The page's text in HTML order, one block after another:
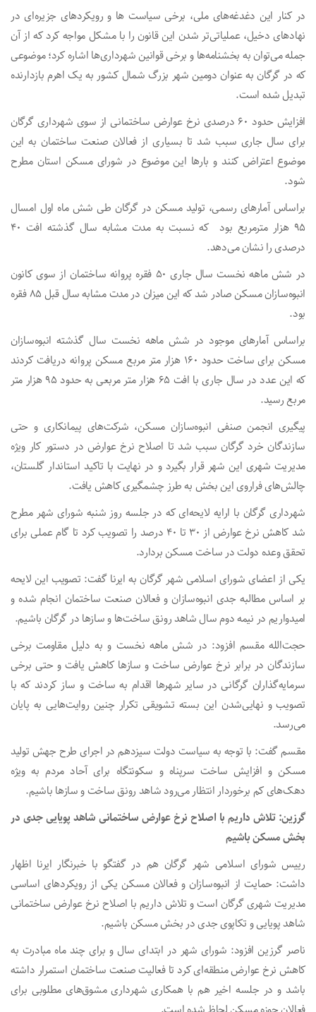
در کنار این دغدغه‌های ملی، برخی سیاست ها و رویکردهای جزیره‌ای در
نهادهای دخیل، عملیاتی‌تر شدن این قانون را با مشکل مواجه کرد که از آن
جمله می‌توان به بخشنامه‌ها و برخی قوانین شهرداری‌ها اشاره کرد؛ موضوعی
که در گرگان به عنوان دومین شهر بزرگ شمال کشور به یک اهرم بازدارنده
تبدیل شده است.
افزایش حدود ۶۰ درصدی نرخ عوارض ساختمانی از سوی شهرداری گرگان
برای سال جاری سبب شد تا بسیاری از فعالان صنعت ساختمان به این
موضوع اعتراض کنند و بارها این موضوع در شورای مسکن استان مطرح
شود.
براساس آمارهای رسمی، تولید مسکن در گرگان طی شش ماه اول امسال
۹۵ هزار مترمربع بود که نسبت به مدت مشابه سال گذشته افت ۴۰
درصدی را نشان می‌دهد.
در شش ماهه نخست سال جاری ۵۰ فقره پروانه ساختمان از سوی کانون
انبوه‌سازان مسکن صادر شد که این میزان در مدت مشابه سال قبل ۸۵ فقره
بود.
براساس آمارهای موجود در شش ماهه نخست سال گذشته انبوه‌سازان
مسکن برای ساخت حدود ۱۶۰ هزار متر مربع مسکن پروانه دریافت کردند
که این عدد در سال جاری با افت ۶۵ هزار متر مربعی به حدود ۹۵ هزار متر
مربع رسید.
پیگیری انجمن صنفی انبوه‌سازان مسکن، شرکت‌های پیمانکاری و حتی
سازندگان خرد گرگان سبب شد تا اصلاح نرخ عوارض در دستور کار ویژه
مدیریت شهری این شهر قرار بگیرد و در نهایت با تاکید استاندار گلستان،
چالش‌های فراروی این بخش به طرز چشمگیری کاهش یافت.
شهرداری گرگان با ارایه لایحه‌ای که در جلسه روز شنبه شورای شهر مطرح
شد کاهش نرخ عوارض از ۳۰ تا ۴۰ درصد را تصویب کرد تا گام عملی برای
تحقق وعده دولت در ساخت مسکن بردارد.
یکی از اعضای شورای اسلامی شهر گرگان به ایرنا گفت: تصویب این لایحه
بر اساس مطالبه جدی انبوه‌سازان و فعالان صنعت ساختمان انجام شده و
امیدواریم در نیمه دوم سال شاهد رونق ساخت‌ها و سازها در گرگان باشیم.
حجت‌الله مقسم افزود: در شش ماهه نخست و به دلیل مقاومت برخی
سازندگان در برابر نرخ عوارض ساخت و سازها کاهش یافت و حتی برخی
سرمایه‌گذاران گرگانی در سایر شهرها اقدام به ساخت و ساز کردند که با
تصویب و نهایی‌شدن این بسته تشویقی تکرار چنین روایت‌هایی به پایان
می‌رسد.
مقسم گفت: با توجه به سیاست دولت سیزدهم در اجرای طرح جهش تولید
مسکن و افزایش ساخت سرپناه و سکونتگاه برای آحاد مردم به ویژه
دهک‌های کم برخوردار انتظار می‌رود شاهد رونق ساخت و سازها باشیم.
گرزین: تلاش داریم با اصلاح نرخ عوارض ساختمانی شاهد پویایی جدی در
بخش مسکن باشیم
رییس شورای اسلامی شهر گرگان هم در گفتگو با خبرنگار ایرنا اظهار
داشت: حمایت از انبوه‌سازان و فعالان مسکن یکی از رویکردهای اساسی
مدیریت شهری گرگان است و تلاش داریم با اصلاح نرخ عوارض ساختمانی
شاهد پویایی و تکاپوی جدی در بخش مسکن باشیم.
ناصر گرزین افزود: شورای شهر در ابتدای سال و برای چند ماه مبادرت به
کاهش نرخ عوارض منطقه‌ای کرد تا فعالیت صنعت ساختمان استمرار داشته
باشد و در جلسه اخیر هم با همکاری شهرداری مشوق‌های مطلوبی برای